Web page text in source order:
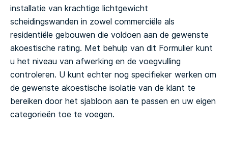
installatie van krachtige lichtgewicht
scheidingswanden in zowel commerciële als
residentiële gebouwen die voldoen aan de gewenste
akoestische rating. Met behulp van dit Formulier kunt
u het niveau van afwerking en de voegvulling
controleren. U kunt echter nog specifieker werken om
de gewenste akoestische isolatie van de klant te
bereiken door het sjabloon aan te passen en uw eigen
categorieën toe te voegen.